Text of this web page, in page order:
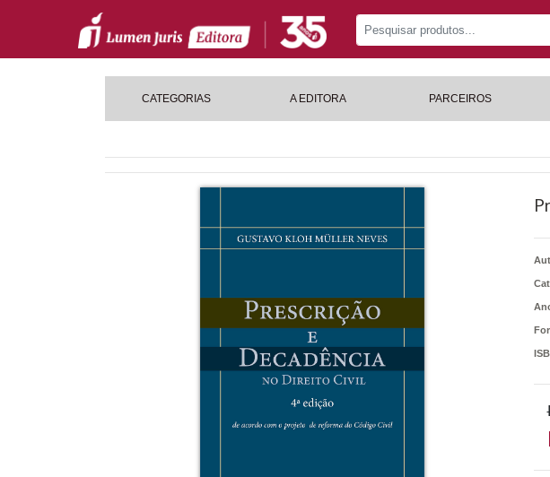
CATEGORIAS A EDITORA PARCEIROS